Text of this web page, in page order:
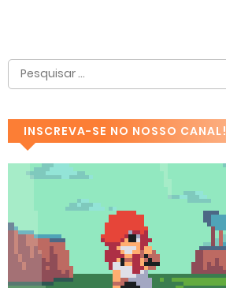
INSCREVA-SE NO NOSSO CANAL!